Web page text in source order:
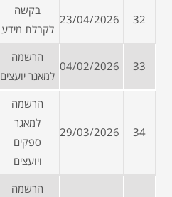
32
23/04/2026
בקשה
לקבלת מידע
33
04/02/2026
הרשמה
למאגר יועצים
34
29/03/2026
הרשמה
למאגר
ספקים
ויועצים
הרשמה